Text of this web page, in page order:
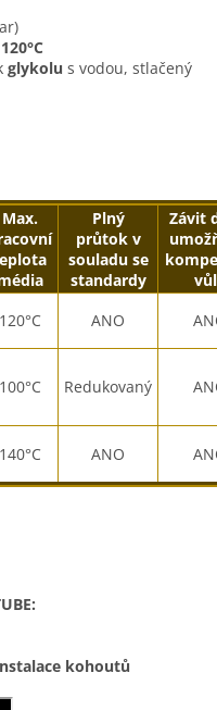
120°C
glykolu s vodou, stlačený
Max.
Plný
průtok v
souladu se
standardy
Závit
120°C ANO
100°C Redukovaný
140°C ANO
kohoutů